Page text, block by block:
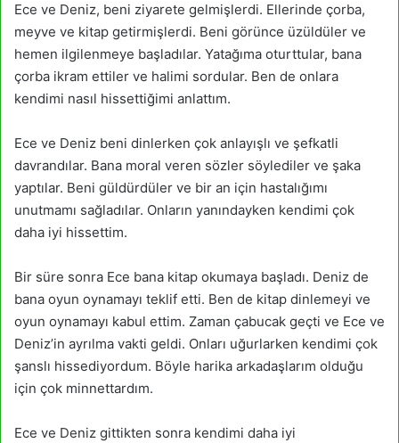
Ece ve Deniz, beni ziyarete gelmişlerdi. Ellerinde çorba,
meyve ve kitap getirmişlerdi. Beni görünce üzüldüler ve
hemen ilgilenmeye başladılar. Yatağıma oturttular, bana
çorba ikram ettiler ve halimi sordular. Ben de onlara
kendimi nasıl hissettiğimi anlattım.
Ece ve Deniz beni dinlerken çok anlayışlı ve şefkatli
davrandılar. Bana moral veren sözler söylediler ve şaka
yaptılar. Beni güldürdüler ve bir an için hastalığımı
unutmamı sağladılar. Onların yanındayken kendimi çok
daha iyi hissettim.
Bir süre sonra Ece bana kitap okumaya başladı. Deniz de
bana oyun oynamayı teklif etti. Ben de kitap dinlemeyi ve
oyun oynamayı kabul ettim. Zaman çabucak geçti ve Ece ve
Deniz’in ayrılma vakti geldi. Onları uğurlarken kendimi çok
şanslı hissediyordum. Böyle harika arkadaşlarım olduğu
için çok minnettardım.
Ece ve Deniz gittikten sonra kendimi daha iyi